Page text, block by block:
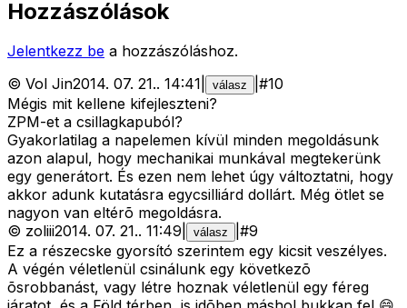
Hozzászólások
Jelentkezz be a hozzászóláshoz.
© Vol Jin2014. 07. 21.. 14:41 válasz #10
Mégis mit kellene kifejleszteni?
ZPM-et a csillagkapuból?
Gyakorlatilag a napelemen kívül minden megoldásunk
azon alapul, hogy mechanikai munkával megtekerünk
egy generátort. És ezen nem lehet úgy változtatni, hogy
akkor adunk kutatásra egycsilliárd dollárt. Még ötlet se
nagyon van eltérõ megoldásra.
© zoliii2014. 07. 21.. 11:49 válasz #9
Ez a részecske gyorsító szerintem egy kicsit veszélyes.
A végén véletlenül csinálunk egy következõ
õsrobbanást, vagy létre hoznak véletlenül egy féreg